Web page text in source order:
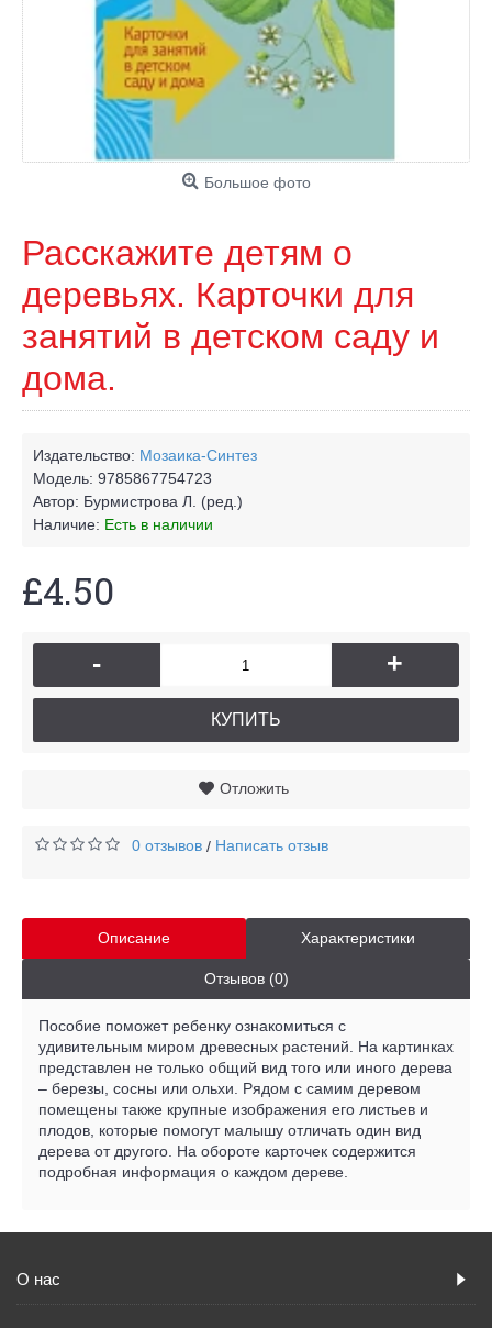
Большое фото
Расскажите детям о
деревьях. Карточки для
занятий в детском саду и
дома.
Издательство: Мозаика-Синтез
Модель: 9785867754723
Автор: Бурмистрова Л. (ред.)
Наличие: Есть в наличии
£4.50
- +
КУПИТЬ
Отложить
0 отзывов / Написать отзыв
Описание Характеристики
Отзывов (0)
Пособие поможет ребенку ознакомиться с
удивительным миром древесных растений. На картинках
представлен не только общий вид того или иного дерева
– березы, сосны или ольхи. Рядом с самим деревом
помещены также крупные изображения его листьев и
плодов, которые помогут малышу отличать один вид
дерева от другого. На обороте карточек содержится
подробная информация о каждом дереве.
О нас